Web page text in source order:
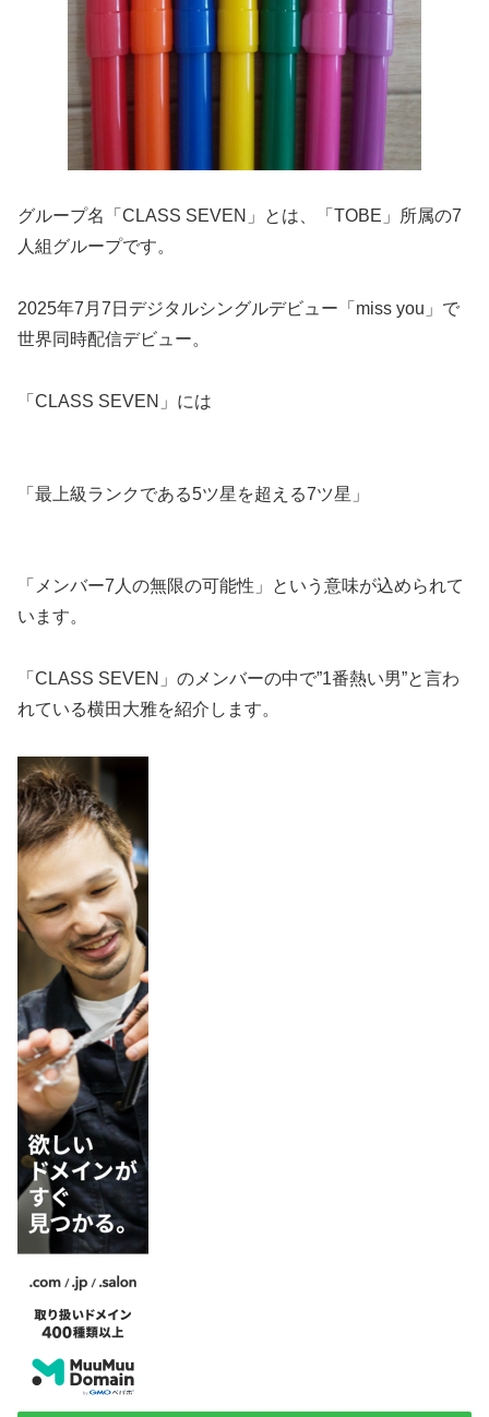
グループ名「CLASS SEVEN」とは、「TOBE」所属の7
人組グループです。
2025年7月7日デジタルシングルデビュー「miss you」で
世界同時配信デビュー。
「CLASS SEVEN」には
「最上級ランクである5ツ星を超える7ツ星」
「メンバー7人の無限の可能性」という意味が込められて
います。
「CLASS SEVEN」のメンバーの中で”1番熱い男”と言わ
れている横田大雅を紹介します。